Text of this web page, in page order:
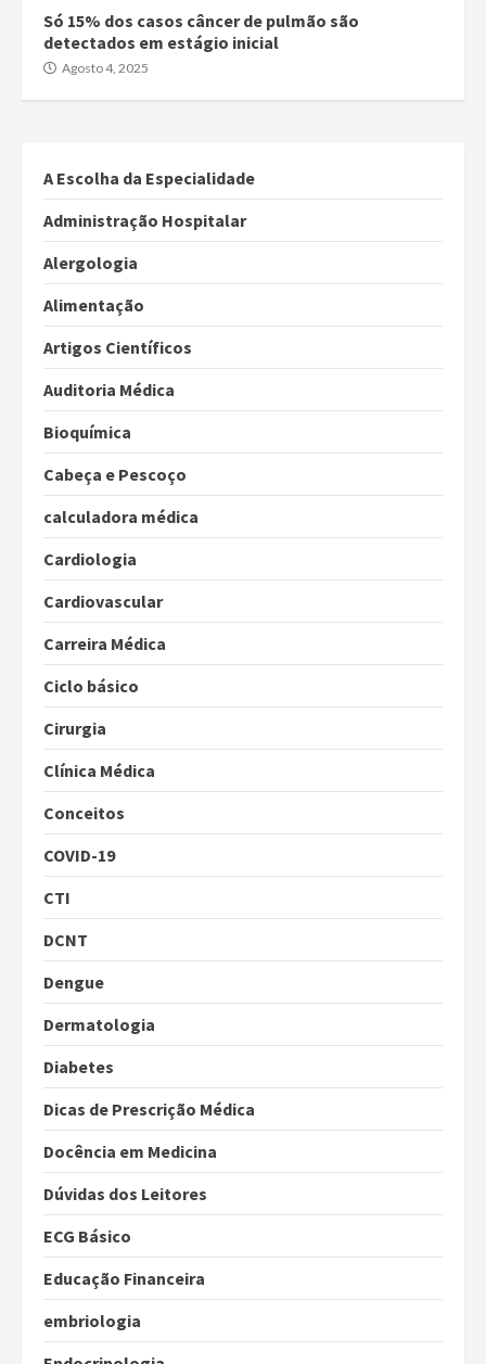
Só 15% dos casos câncer de pulmão são
detectados em estágio inicial
Agosto 4, 2025
A Escolha da Especialidade
Administração Hospitalar
Alergologia
Alimentação
Artigos Científicos
Auditoria Médica
Bioquímica
Cabeça e Pescoço
calculadora médica
Cardiologia
Cardiovascular
Carreira Médica
Ciclo básico
Cirurgia
Clínica Médica
Conceitos
COVID-19
CTI
DCNT
Dengue
Dermatologia
Diabetes
Dicas de Prescrição Médica
Docência em Medicina
Dúvidas dos Leitores
ECG Básico
Educação Financeira
embriologia